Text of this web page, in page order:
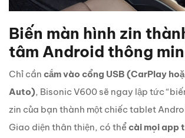
Biến màn hình zin
tâm Android thông
Chỉ cần cắm vào cổng USB (CarPlay
Auto), Bisonic V600 sẽ ngay lập tức
zin của bạn thành một chiếc tablet
Giao diện thân thiện, có thểcài mọi app